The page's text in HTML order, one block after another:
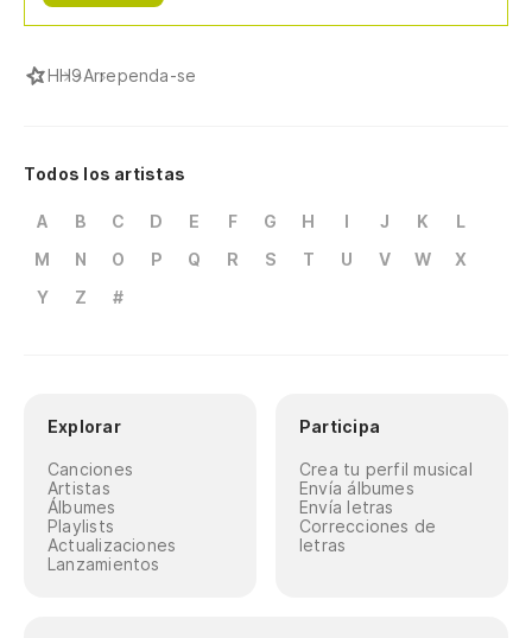
HH9Arrependa-se
Todos los artistas
A B C D E F G H I J K
L
M
N O P Q R S T U V W
X
Y
Z #
Explorar
Canciones
Artistas
Álbumes
Playlists
Actualizaciones
Lanzamientos
Participa
Crea tu perfil musical
Envía álbumes
Envía letras
Correcciones de
letras